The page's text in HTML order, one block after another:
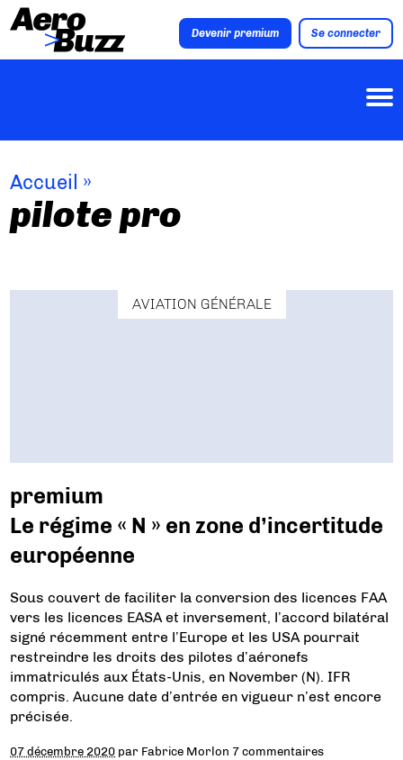
Devenir premium Se connecter
Accueil »
pilote pro
AVIATION GÉNÉRALE
premium
Le régime « N » en zone d’incertitude
européenne
Sous couvert de faciliter la conversion des licences FAA
vers les licences EASA et inversement, l’accord bilatéral
signé récemment entre l’Europe et les USA pourrait
restreindre les droits des pilotes d’aéronefs
immatriculés aux États-Unis, en November (N). IFR
compris. Aucune date d’entrée en vigueur n’est encore
précisée.
07 décembre 2020 par Fabrice Morlon 7 commentaires